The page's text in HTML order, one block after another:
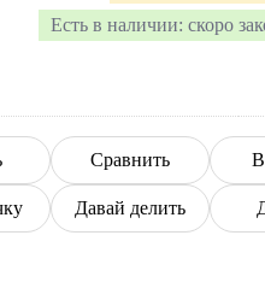
Есть в наличии: скоро
Сравнить В
Давай делить